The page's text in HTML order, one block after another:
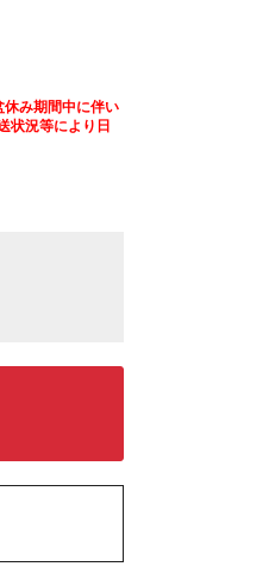
み期間中に伴い
状況等により日